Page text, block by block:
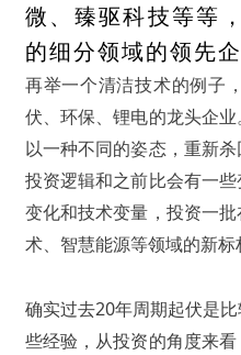
微、臻驱科技等等
的细分领域的领先企
再举一个清洁技术的例子
伏、环保、锂电的龙头企
以一种不同的姿态，重新
投资逻辑和之前比会有一
变化和技术变量，投资一
术、智慧能源等领域的新标
确实过去20年周期起伏是
些经验，从投资的角度来